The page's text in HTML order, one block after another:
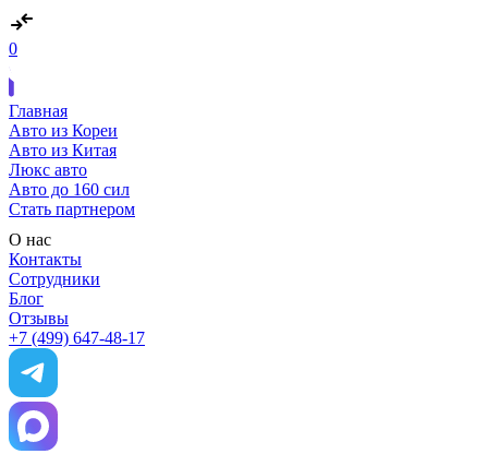
0
Главная
Авто из Кореи
Авто из Китая
Люкс авто
Авто до 160 сил
Стать партнером
О нас
Контакты
Сотрудники
Блог
Отзывы
+7 (499) 647-48-17